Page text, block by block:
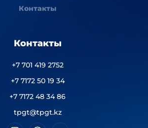
Контакты
Контакты
+7 701 419 2752
+7 7172 50 19 34
+7 7172 48 34 86
tpgt@tpgt.kz